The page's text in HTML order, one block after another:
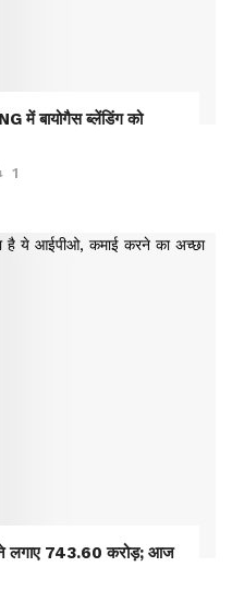
में बायोगैस ब्लेंडिंग को
1
ने लगाए 743.60 करोड़; आज